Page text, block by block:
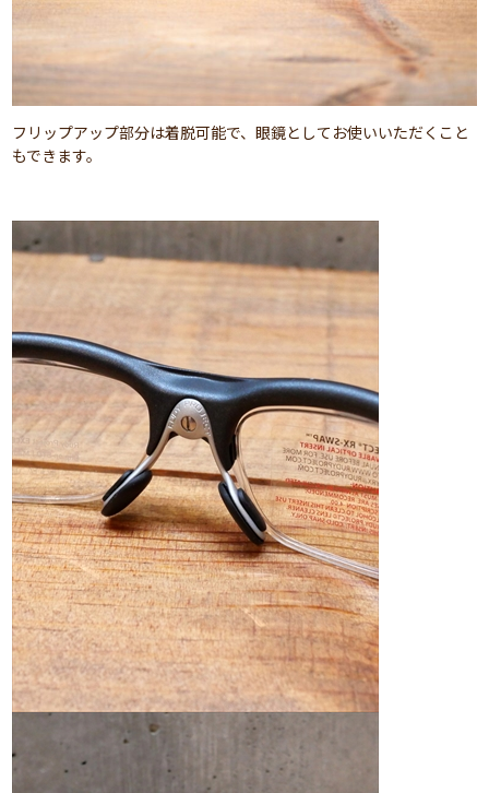
フリップアップ部分は着脱可能で、眼鏡としてお使いいただくこと
もできます。